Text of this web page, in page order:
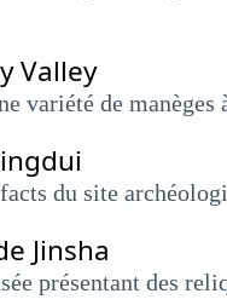
Valley
variété de
du site
Jinsha
présentant des